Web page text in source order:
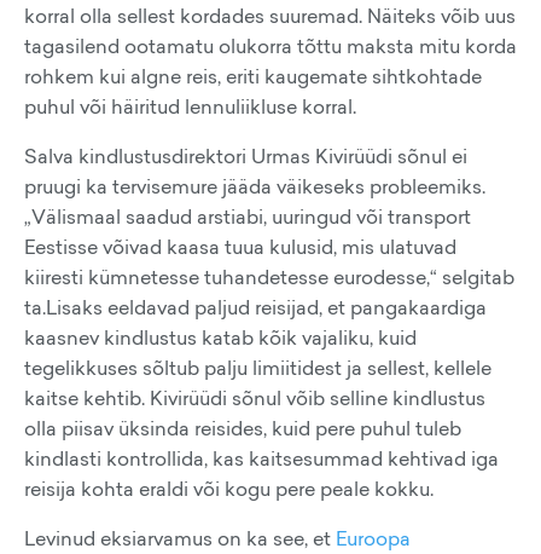
korral olla sellest kordades suuremad. Näiteks võib uus
tagasilend ootamatu olukorra tõttu maksta mitu korda
rohkem kui algne reis, eriti kaugemate sihtkohtade
puhul või häiritud lennuliikluse korral.
Salva kindlustusdirektori Urmas Kivirüüdi sõnul ei
pruugi ka tervisemure jääda väikeseks probleemiks.
„Välismaal saadud arstiabi, uuringud või transport
Eestisse võivad kaasa tuua kulusid, mis ulatuvad
kiiresti kümnetesse tuhandetesse eurodesse,“ selgitab
ta.Lisaks eeldavad paljud reisijad, et pangakaardiga
kaasnev kindlustus katab kõik vajaliku, kuid
tegelikkuses sõltub palju limiitidest ja sellest, kellele
kaitse kehtib. Kivirüüdi sõnul võib selline kindlustus
olla piisav üksinda reisides, kuid pere puhul tuleb
kindlasti kontrollida, kas kaitsesummad kehtivad iga
reisija kohta eraldi või kogu pere peale kokku.
Levinud eksiarvamus on ka see, et Euroopa